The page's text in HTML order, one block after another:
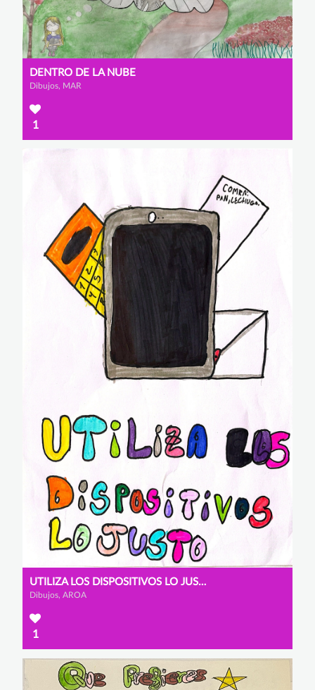
DENTRO DE LA NUBE
Dibujos, MAR
1
UTILIZA LOS DISPOSITIVOS LO JUSTO
Dibujos, AROA
1